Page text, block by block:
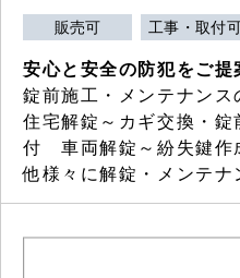
販売可 工事・取付
安心と安全の防犯をご提
錠前施工・メンテナンス
住宅解錠～カギ交換・錠
付 車両解錠～紛失鍵作
他様々に解錠・メンテナ